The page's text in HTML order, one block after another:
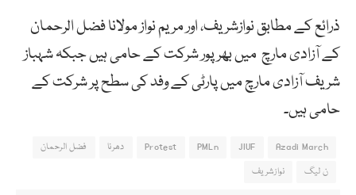
ذرائع کے مطابق نوازشریف، اور مریم نواز مولانا فضل الرحمان
کے آزادی مارچ میں بھرپور شرکت کے حامی ہیں جبکہ شہباز
شریف آزادی مارچ میں پارٹی کے وفد کی سطح پر شرکت کے
حامی ہیں۔
Azadi March
JIUF
PMLn
Protest دھرنا
فضل الرحمان
ن لیگ
نوازشریف